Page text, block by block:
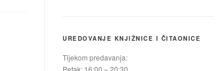
UREDOVANJE KNJIŽNICE I ČITAONICE
Tijekom predavanja:
Petak: 16:00 – 20:30